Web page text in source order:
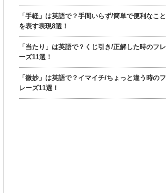
「手軽」は英語で？手間いらず/簡単で便利なこと
を表す表現8選！
「当たり」は英語で？くじ引き/正解した時のフレ
ーズ11選！
「微妙」は英語で？イマイチ/ちょっと違う時のフ
レーズ11選！